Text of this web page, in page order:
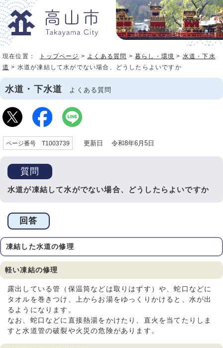
現在位置： トップページ > よくある質問 >暮らし・環境 > 水道・下水
道 > 水道が凍結して水がでない場合、どうしたらよいですか
水道・下水道 よくある質問
ページ番号 T1003739 更新日 令和8年6月5日
質問
水道が凍結して水がでない場合、どうしたらよいですか
回答
凍結した水道の修理
軽い凍結の修理
露出している管（保温筒などは取りはずす）や、蛇口などに
タオルを巻きつけ、上からお湯をゆっくりかけると、水が出
るようになります。
なお、蛇口などに直接熱湯をかけたり、直火を当てたりしま
すと水道管の破裂や火災の危険があります。